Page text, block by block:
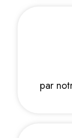
par